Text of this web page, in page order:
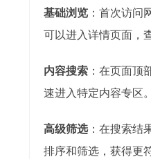
基础浏览 ：首次访
可以进入详情页面，
内容搜索 ：在页面顶
速进入特定内容专区。
高级筛选：在搜索结
排序和筛选，获得更